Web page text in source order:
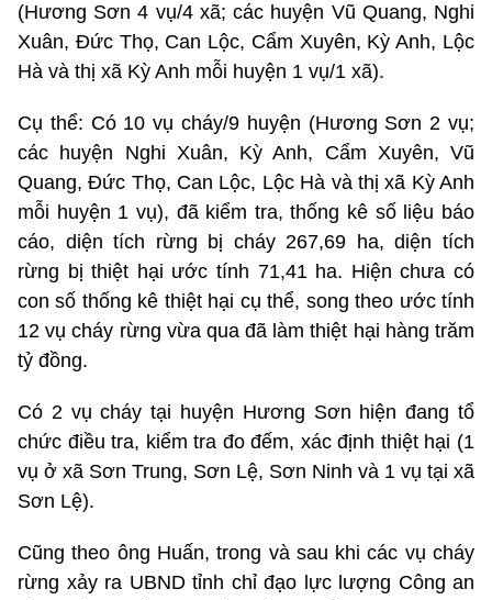
(Hương Sơn 4 vụ/4 xã; các huyện Vũ Quang, Nghi
Xuân, Đức Thọ, Can Lộc, Cẩm Xuyên, Kỳ Anh, Lộc
Hà và thị xã Kỳ Anh mỗi huyện 1 vụ/1 xã).
Cụ thể: Có 10 vụ cháy/9 huyện (Hương Sơn 2 vụ;
các huyện Nghi Xuân, Kỳ Anh, Cẩm Xuyên, Vũ
Quang, Đức Thọ, Can Lộc, Lộc Hà và thị xã Kỳ Anh
mỗi huyện 1 vụ), đã kiểm tra, thống kê số liệu báo
cáo, diện tích rừng bị cháy 267,69 ha, diện tích
rừng bị thiệt hại ước tính 71,41 ha. Hiện chưa có
con số thống kê thiệt hại cụ thể, song theo ước tính
12 vụ cháy rừng vừa qua đã làm thiệt hại hàng trăm
tỷ đồng.
Có 2 vụ cháy tại huyện Hương Sơn hiện đang tổ
chức điều tra, kiểm tra đo đếm, xác định thiệt hại (1
vụ ở xã Sơn Trung, Sơn Lệ, Sơn Ninh và 1 vụ tại xã
Sơn Lệ).
Cũng theo ông Huấn, trong và sau khi các vụ cháy
rừng xảy ra UBND tỉnh chỉ đạo lực lượng Công an